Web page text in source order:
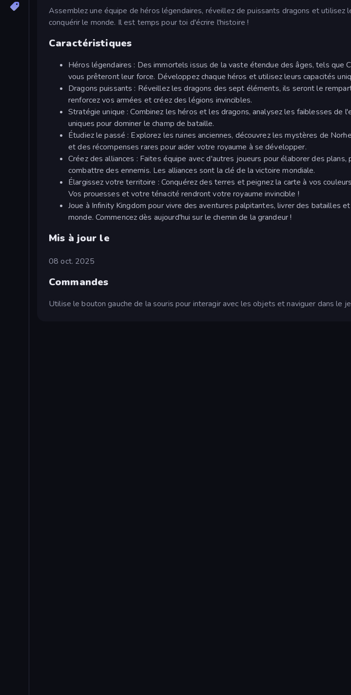
Assemblez une équipe de héros légendaires, réveillez de puissants dragons et utilisez
conquérir le monde. Il est temps pour toi d'écrire l'histoire !
Caractéristiques
Héros légendaires : Des immortels issus de la vaste étendue des âges, tels que
vous prêteront leur force. Développez chaque héros et utilisez leurs capacités
Dragons puissants : Réveillez les dragons des sept éléments, ils seront le
renforcez vos armées et créez des légions invincibles.
Stratégie unique : Combinez les héros et les dragons, analysez les faiblesses de
uniques pour dominer le champ de bataille.
Étudiez le passé : Explorez les ruines anciennes, découvrez les mystères de
et des récompenses rares pour aider votre royaume à se développer.
Créez des alliances : Faites équipe avec d'autres joueurs pour élaborer des
combattre des ennemis. Les alliances sont la clé de la victoire mondiale.
Élargissez votre territoire : Conquérez des terres et peignez la carte à vos
Vos prouesses et votre ténacité rendront votre royaume invincible !
Joue à Infinity Kingdom pour vivre des aventures palpitantes, livrer des batailles
monde. Commencez dès aujourd'hui sur le chemin de la grandeur !
Mis à jour le
08 oct. 2025
Commandes
Utilise le bouton gauche de la souris pour interagir avec les objets et naviguer dans le